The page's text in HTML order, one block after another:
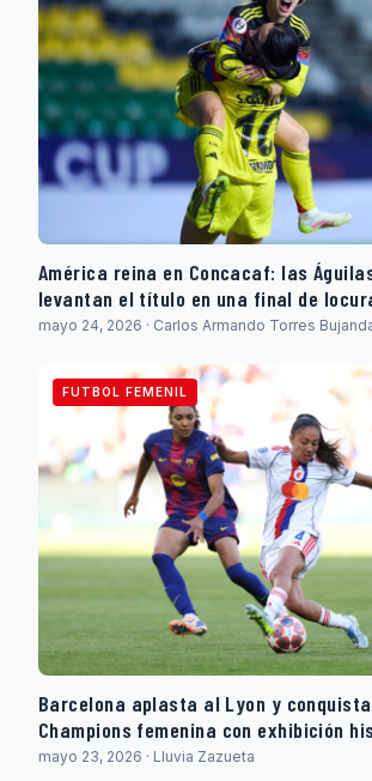
América reina en Concacaf: las
levantan el título en una final de
mayo 24, 2026 · Carlos Armando Torres
FUTBOL FEMENIL
Barcelona aplasta al Lyon y
Champions femenina con exhibición
mayo 23, 2026 · Lluvia Zazueta